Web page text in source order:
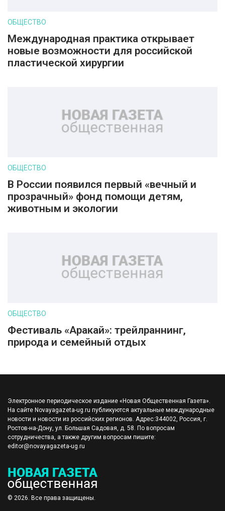
ОБЩЕСТВО
Международная практика открывает
новые возможности для российской
пластической хирургии
ОБЩЕСТВО
В России появился первый «вечный и
прозрачный» фонд помощи детям,
животным и экологии
ОБЩЕСТВО
Фестиваль «Аракай»: трейлраннинг,
природа и семейный отдых
Электронное периодическое издание «Новая Общественная Газета».
На сайте Novayagazeta-ug.ru публикуются актуальные международные
новости и новости из российских регионов. Адрес:344002, Россия, г.
Ростов-на-Дону, ул. Большая Садовая, д. 58. По вопросам
сотрудничества, а также другим вопросам пишите:
editor@novayagazeta-ug.ru
© 2026. Все права защищены.